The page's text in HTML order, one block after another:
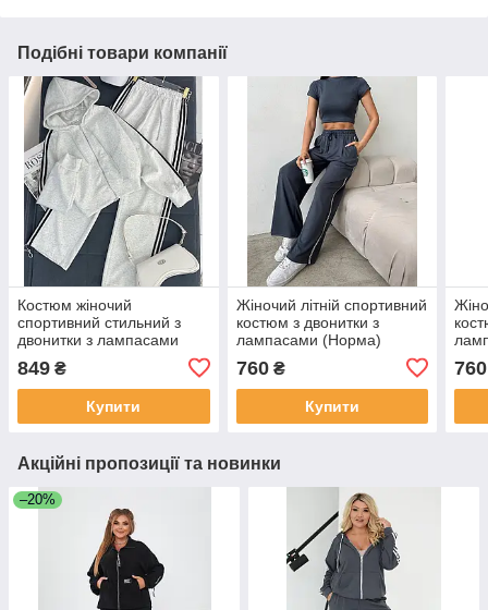
Подібні товари компанії
Костюм жіночий
спортивний стильний з
двонитки з лампасами
849 ₴
Купити
Жіночий літній спортивний
костюм з двонитки з
лампасами (Норма)
760₴
Купити
760
Акційні пропозиції та новинки
–20%